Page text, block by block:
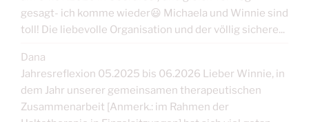
gesagt- ich komme wieder😃 Michaela und Winnie sind
toll! Die liebevolle Organisation und der völlig sichere...
Dana
Jahresreflexion 05.2025 bis 06.2026 Lieber Winnie, in
dem Jahr unserer gemeinsamen therapeutischen
Zusammenarbeit [Anmerk.: im Rahmen der